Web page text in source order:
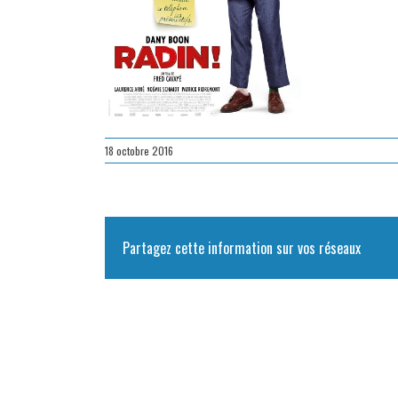
18 octobre 2016
Partagez cette information sur vos réseaux